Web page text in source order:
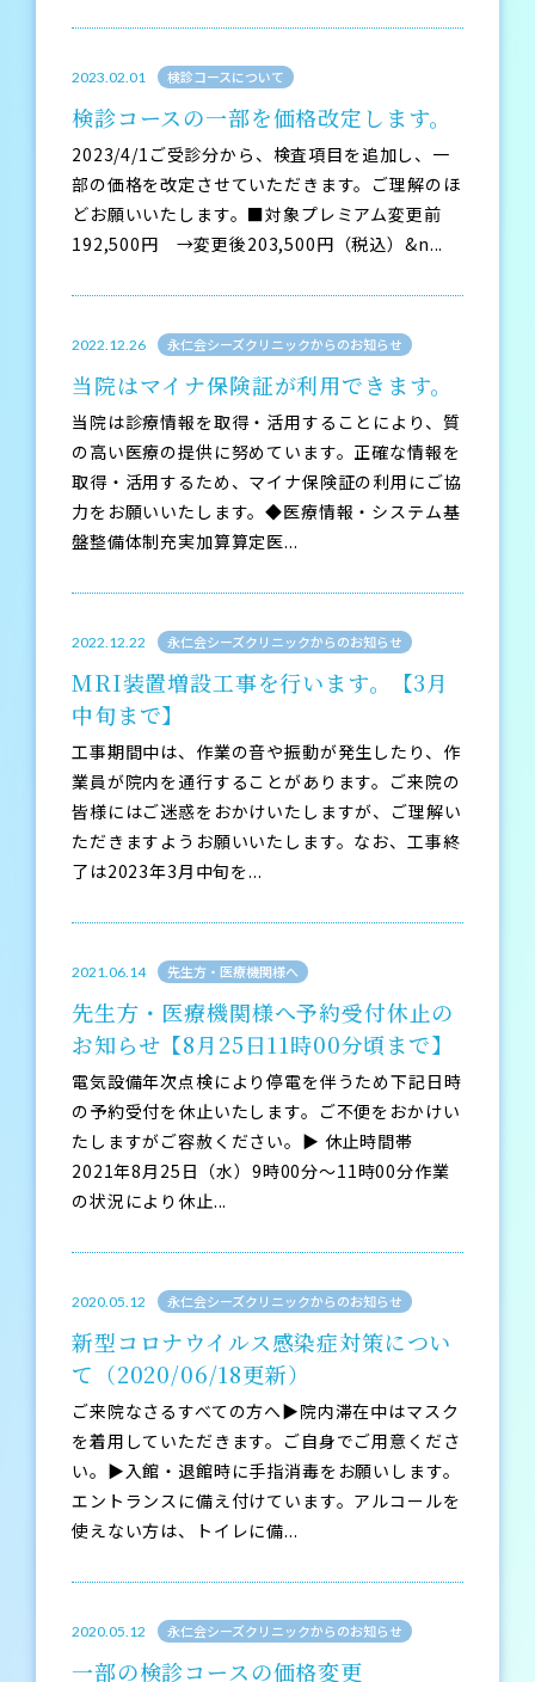
2023.02.01 検診コースについて
検診コースの一部を価格改定します。
2023/4/1ご受診分から、検査項目を追加し、一
部の価格を改定させていただきます。ご理解のほ
どお願いいたします。■対象プレミアム変更前
192,500円 →変更後203,500円（税込）&n...
2022.12.26 永仁会シーズクリニックからのお知らせ
当院はマイナ保険証が利用できます。
当院は診療情報を取得・活用することにより、質
の高い医療の提供に努めています。正確な情報を
取得・活用するため、マイナ保険証の利用にご協
力をお願いいたします。◆医療情報・システム基
盤整備体制充実加算算定医...
2022.12.22 永仁会シーズクリニックからのお知らせ
MRI装置増設工事を行います。【3月
中旬まで】
工事期間中は、作業の音や振動が発生したり、作
業員が院内を通行することがあります。ご来院の
皆様にはご迷惑をおかけいたしますが、ご理解い
ただきますようお願いいたします。なお、工事終
了は2023年3月中旬を...
2021.06.14 先生方・医療機関様へ
先生方・医療機関様へ予約受付休止の
お知らせ【8月25日11時00分頃まで】
電気設備年次点検により停電を伴うため下記日時
の予約受付を休止いたします。ご不便をおかけい
たしますがご容赦ください。▶ 休止時間帯
2021年8月25日（水）9時00分～11時00分作業
の状況により休止...
2020.05.12 永仁会シーズクリニックからのお知らせ
新型コロナウイルス感染症対策につい
て（2020/06/18更新）
ご来院なさるすべての方へ▶院内滞在中はマスク
を着用していただきます。ご自身でご用意くださ
い。▶入館・退館時に手指消毒をお願いします。
エントランスに備え付けています。アルコールを
使えない方は、トイレに備...
2020.05.12 永仁会シーズクリニックからのお知らせ
一部の検診コースの価格変更